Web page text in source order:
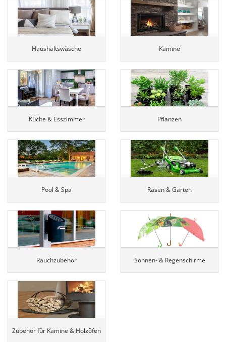
Haushaltswäsche Kamine
Küche & Esszimmer Pflanzen
Pool & Spa Rasen & Garten
Rauchzubehör Sonnen- & Regenschirme
Zubehör für Kamine & Holzöfen